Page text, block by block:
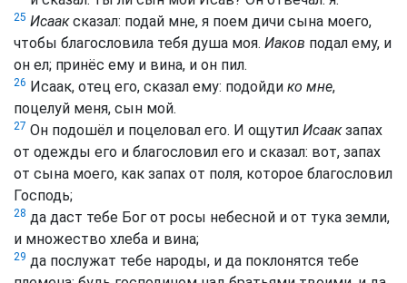
25 Исааксказал: подай мне, я поем дичи сына моего,
чтобы благословила тебя душа моя. Иаков подал ему, и
он ел; принёс ему и вина, и он пил.
26 Исаак, отец его, сказал ему: подойди ко мне,
поцелуй меня, сын мой.
27 Он подошёл и поцеловал его. И ощутил Исаакзапах
от одежды его и благословил его и сказал: вот, запах
от сына моего, как запах от поля, которое благословил
Господь;
28 да даст тебе Бог от росы небесной и от тука земли,
и множество хлеба и вина;
29 да послужат тебе народы, и да поклонятся тебе